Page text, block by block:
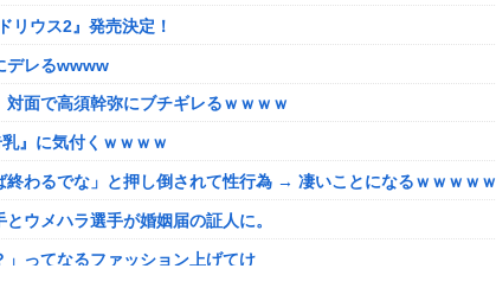
リウス2』発売決定！
デレるwwww
対面で高須幹弥にブチギレるｗｗｗｗ
』に気付くｗｗｗｗ
終わるでな」と押し倒されて性行為 → 凄いことになるｗｗｗｗｗ
ウメハラ選手が婚姻届の証人に。
ってなるファッション上げてけ